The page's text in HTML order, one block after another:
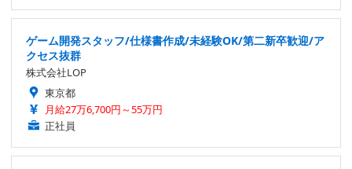
ゲーム開発スタッフ/仕様書作成/未経験OK/第二新卒歓迎/ア
クセス抜群
株式会社LOP
東京都
月給27万6,700円～55万円
正社員